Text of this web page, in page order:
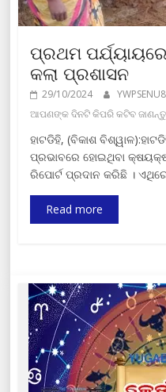
ପ୍ରଥମ
କଲା ପ୍ରଶାସନ
29/10/2024 YWPSENU8
ଆପଣଙ୍କ ଦିନଟି କିପରି କଟିବ
ହାଟଡିହି, (ବିକାଶ
ପ୍ରଭାବରେ ହୋଇଥିବା
ରିପୋର୍ଟ ପ୍ରଦାନ କରିଛି ।
Read more